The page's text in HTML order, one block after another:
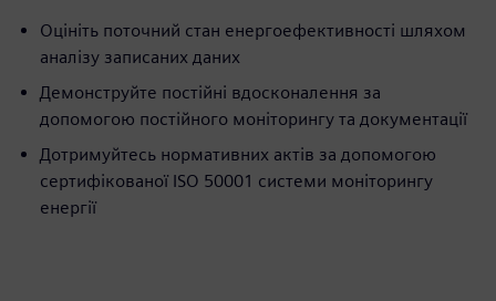
Оцініть поточний стан енергоефективності шляхом
аналізу записаних даних
Демонструйте постійні вдосконалення за
допомогою постійного моніторингу та документації
Дотримуйтесь нормативних актів за допомогою
сертифікованої ISO 50001 системи моніторингу
енергії